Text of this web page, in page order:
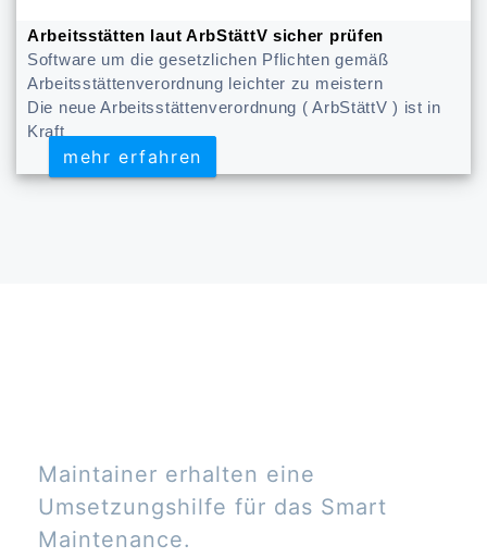
Arbeitsstätten laut ArbStättV sicher prüfen
Software um die gesetzlichen Pflichten gemäß
Arbeitsstättenverordnung leichter zu meistern
Die neue Arbeitsstättenverordnung ( ArbStättV ) ist in
Kraft
mehr erfahren
mehr erfahren
Maintainer erhalten eine
Umsetzungshilfe für das Smart
Maintenance.